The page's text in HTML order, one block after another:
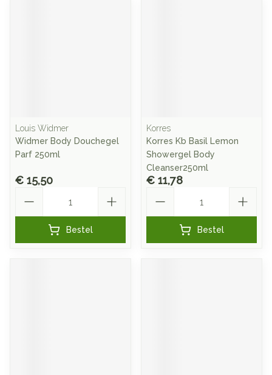
Louis Widmer
Widmer Body Douchegel
Parf 250ml
€ 15,50
Bestel
Korres
Korres Kb Basil Lemon
Showergel Body
Cleanser250ml
€ 11,78
Bestel